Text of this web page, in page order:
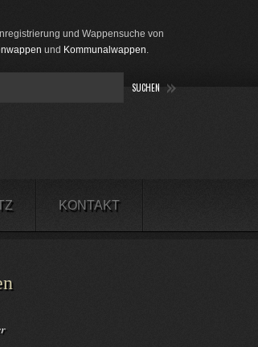
und Wappensuche von
und Kommunalwappen.
KONTAKT